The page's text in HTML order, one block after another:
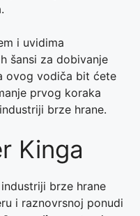
i uvidima
šansi za dobivanje
ovog vodiča bit ćete
prvog koraka
brze hrane.
Kinga
brze hrane
i raznovrsnoj ponudi